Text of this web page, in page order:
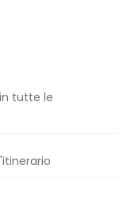
tutte le